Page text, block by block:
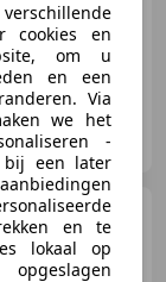
2.0
cookies en
om u
en een
Via
we het
-
bij een later
en te
lokaal op